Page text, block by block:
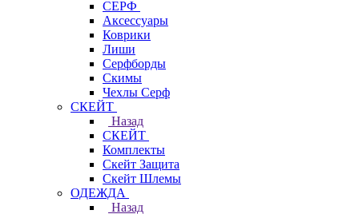
СЕРФ
Аксессуары
Коврики
Лиши
Серфборды
Скимы
Чехлы Cерф
СКЕЙТ
Назад
СКЕЙТ
Комплекты
Скейт Защита
Скейт Шлемы
ОДЕЖДА
Назад